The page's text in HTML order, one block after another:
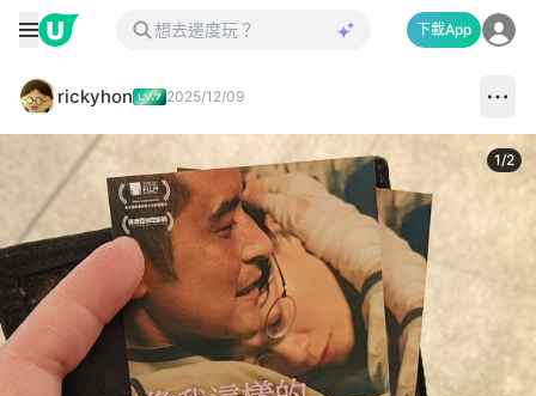
下載App
rickyhon 2025/12/09
1/2